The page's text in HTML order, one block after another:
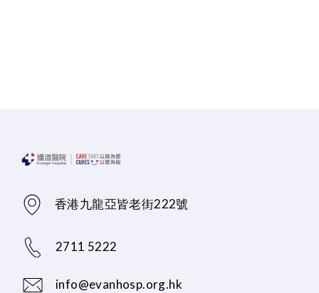
香港九龍亞皆老街222號
2711 5222
info@evanhosp.org.hk